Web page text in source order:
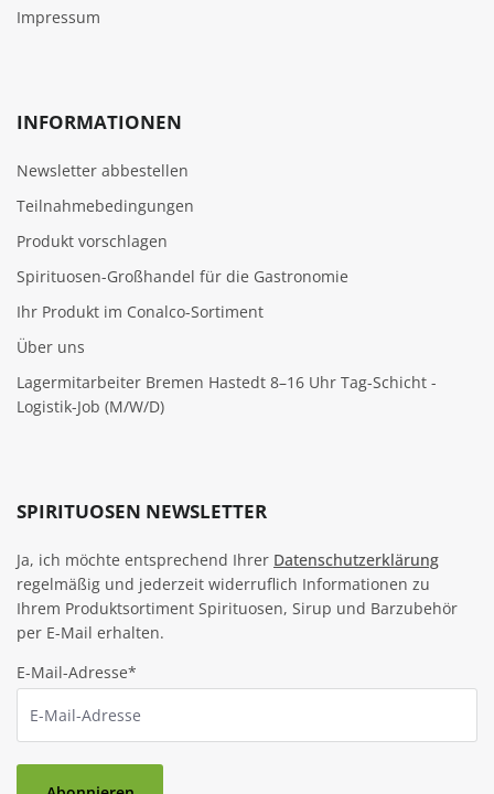
Impressum
INFORMATIONEN
Newsletter abbestellen
Teilnahmebedingungen
Produkt vorschlagen
Spirituosen-Großhandel für die Gastronomie
Ihr Produkt im Conalco-Sortiment
Über uns
Lagermitarbeiter Bremen Hastedt 8–16 Uhr Tag-Schicht -
Logistik-Job (M/W/D)
SPIRITUOSEN NEWSLETTER
Ja, ich möchte entsprechend Ihrer Datenschutzerklärung
regelmäßig und jederzeit widerruflich Informationen zu
Ihrem Produktsortiment Spirituosen, Sirup und Barzubehör
per E-Mail erhalten.
E-Mail-Adresse*